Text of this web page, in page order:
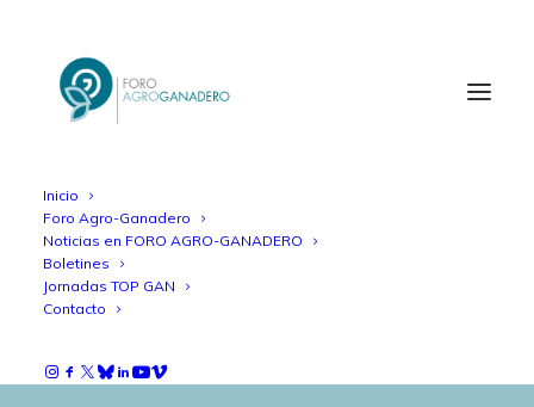
Inicio
Foro Agro-Ganadero
Noticias en FORO AGRO-GANADERO
Boletines
Jornadas TOP GAN
Contacto